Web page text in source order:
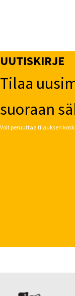
UUTISKIRJE
Tilaa
suoraan
Voit peruuttaa tilauksen